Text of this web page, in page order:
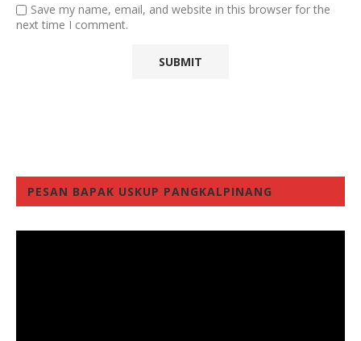
Save my name, email, and website in this browser for the
next time I comment.
PESAN BAPAK USKUP PANGKALPINANG